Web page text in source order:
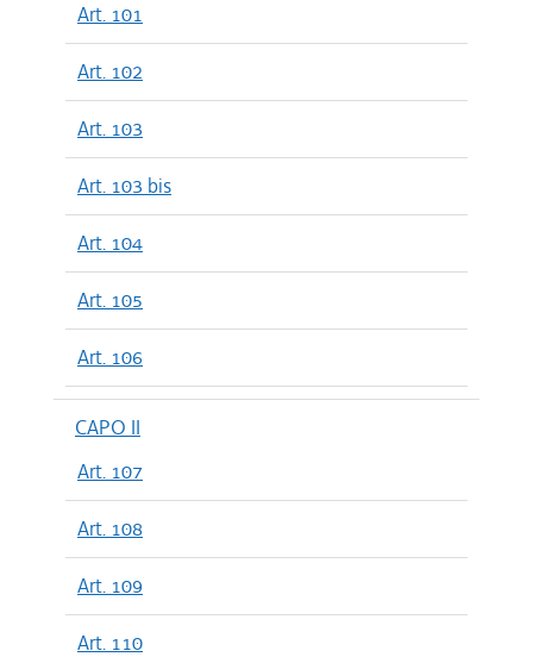
Art. 101
Art. 102
Art. 103
Art. 103 bis
Art. 104
Art. 105
Art. 106
CAPO II
Art. 107
Art. 108
Art. 109
Art. 110